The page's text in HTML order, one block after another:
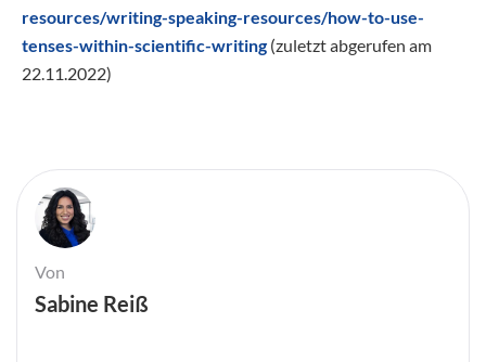
resources/writing-speaking-resources/how-to-use-
tenses-within-scientific-writing (zuletzt abgerufen am
22.11.2022)
Von
Sabine Reiß